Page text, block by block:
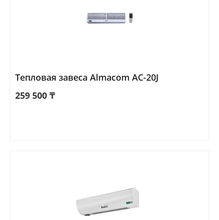
Тепловая завеса Almacom AC-20J
259 500 ₸